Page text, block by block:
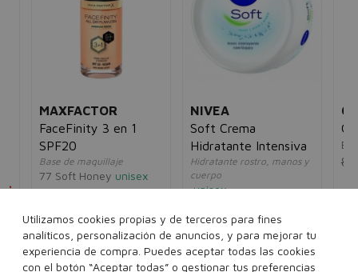
MAXFACTOR
FaceFinity 3 en 1
SPF20
Base de maquillaje
77 Soft Honey unisex
13,55€ 10,95€
Ver más...
NIVEA
Soft Crema
Hidratante Intensiva
Hidratante rostro, manos y
cuerpo
unisex
200 ml 300 ml
375 ml
Utilizamos cookies propias y de terceros para fines
analíticos, personalización de anuncios, y para mejorar tu
experiencia de compra. Puedes aceptar todas las cookies
con el botón “Aceptar todas” o gestionar tus preferencias